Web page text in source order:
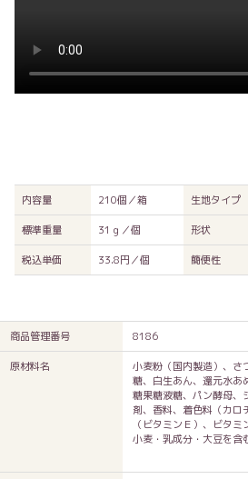
内容量 210個／箱 生地タイプ
標準重量 31ｇ／個 形状
税込単価 33.8円／個 簡便性
商品管理番号 8186
原材料名
小麦粉（国内製造）、さ
糖、白生あん、還元水あ
糖果糖液糖、パン酵母、
剤、香料、着色料（カロ
（ビタミンＥ）、ビタ
小麦・乳成分・大豆を含